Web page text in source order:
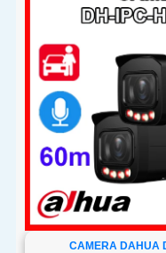
CAMERA DAHUA